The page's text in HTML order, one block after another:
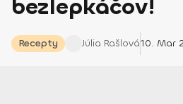
bezlepkáčov!
Recepty Júlia Rašlová10. Mar